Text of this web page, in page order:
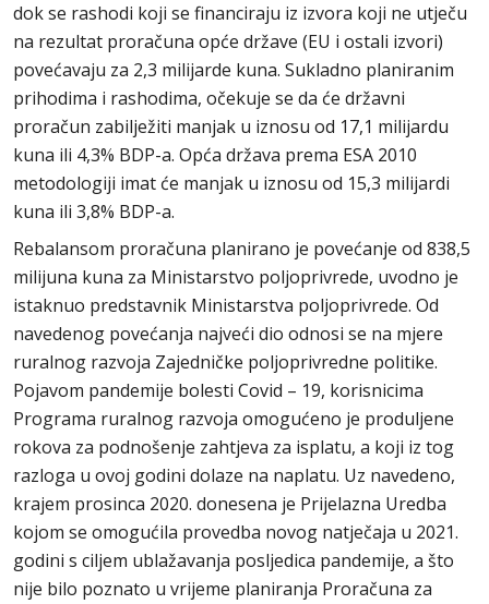
dok se rashodi koji se financiraju iz izvora koji ne utječu
na rezultat proračuna opće države (EU i ostali izvori)
povećavaju za 2,3 milijarde kuna. Sukladno planiranim
prihodima i rashodima, očekuje se da će državni
proračun zabilježiti manjak u iznosu od 17,1 milijardu
kuna ili 4,3% BDP-a. Opća država prema ESA 2010
metodologiji imat će manjak u iznosu od 15,3 milijardi
kuna ili 3,8% BDP-a.
Rebalansom proračuna planirano je povećanje od 838,5
milijuna kuna za Ministarstvo poljoprivrede, uvodno je
istaknuo predstavnik Ministarstva poljoprivrede. Od
navedenog povećanja najveći dio odnosi se na mjere
ruralnog razvoja Zajedničke poljoprivredne politike.
Pojavom pandemije bolesti Covid – 19, korisnicima
Programa ruralnog razvoja omogućeno je produljene
rokova za podnošenje zahtjeva za isplatu, a koji iz tog
razloga u ovoj godini dolaze na naplatu. Uz navedeno,
krajem prosinca 2020. donesena je Prijelazna Uredba
kojom se omogućila provedba novog natječaja u 2021.
godini s ciljem ublažavanja posljedica pandemije, a što
nije bilo poznato u vrijeme planiranja Proračuna za